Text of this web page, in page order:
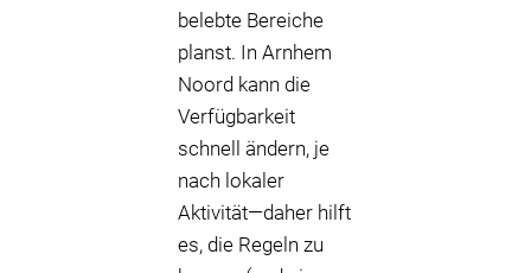
belebte Bereiche
planst. In Arnhem
Noord kann die
Verfügbarkeit
schnell ändern, je
nach lokaler
Aktivität—daher hilft
es, die Regeln zu